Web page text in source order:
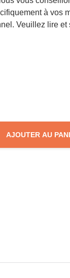
à vos
Veuillez lire
AJOUTER AU